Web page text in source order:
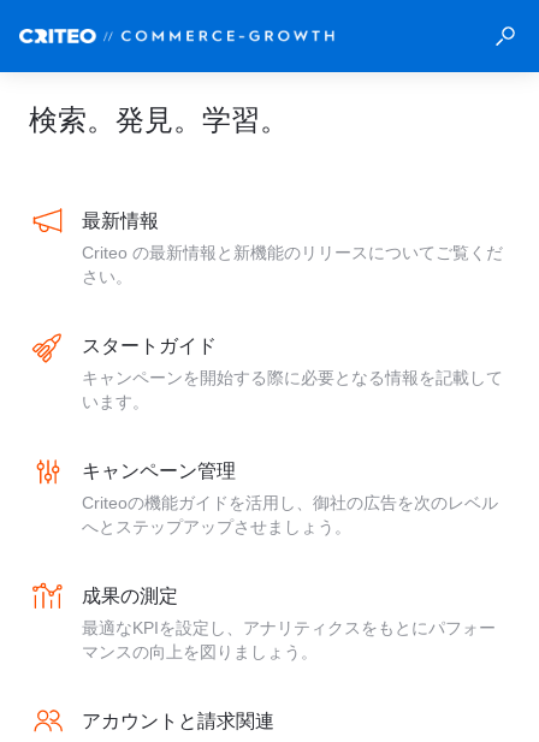
検索。発見。学習。
最新情報
Criteo の最新情報と新機能のリリースについてご覧くだ
さい。
スタートガイド
キャンペーンを開始する際に必要となる情報を記載して
います。
キャンペーン管理
Criteoの機能ガイドを活用し、御社の広告を次のレベル
へとステップアップさせましょう。
成果の測定
最適なKPIを設定し、アナリティクスをもとにパフォー
マンスの向上を図りましょう。
アカウントと請求関連